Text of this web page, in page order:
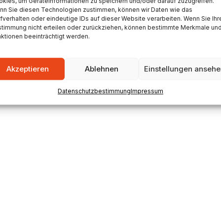
Sie diesen Technologien zustimmen, können wir Daten wie das
oder eindeutige IDs auf dieser Website verarbeiten. Wenn Sie
nicht erteilen oder zurückziehen, können bestimmte Merkmale und
beeinträchtigt werden.
Akzeptieren Ablehnen Einstellungen
DatenschutzbestimmungImpressum
All Rights Reserved.